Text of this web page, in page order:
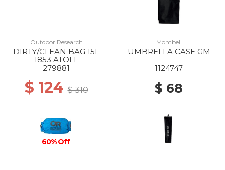
Outdoor Research
DIRTY/CLEAN BAG 15L
1853 ATOLL
279881
$ 124$ 310
60% Off
Montbell
UMBRELLA CASE GM
1124747
$ 68